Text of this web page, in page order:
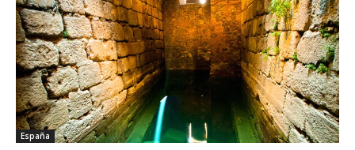
Thru
España